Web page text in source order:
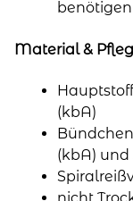
Material &
(kbA)
(kbA) und